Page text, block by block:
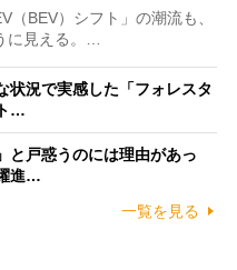
BEV）シフト」の潮流も、
に見える。…
状況で実感した「フォレスタ
…
と戸惑うのには理由があっ
進…
一覧を見る